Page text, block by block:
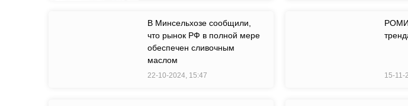
В Минсельхозе сообщили,
что рынок РФ в полной мере
обеспечен сливочным
маслом
22-10-2024, 15:47 15-11-